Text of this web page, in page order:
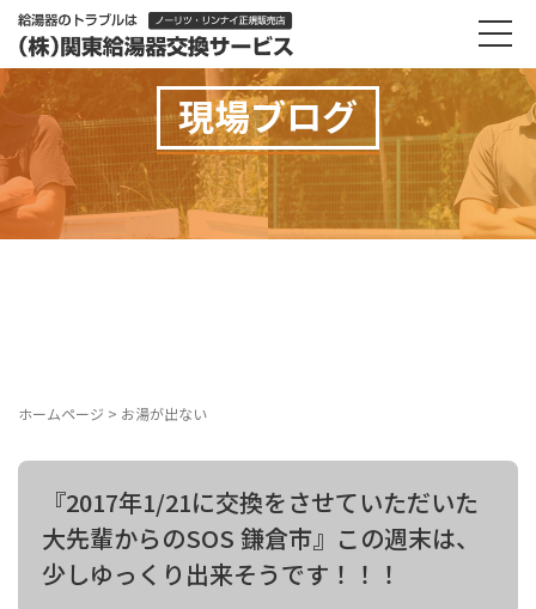
現場ブログ
ホームページ > お湯が出ない
『2017年1/21に交換をさせていただいた
大先輩からのSOS 鎌倉市』この週末は、
少しゆっくり出来そうです！！！